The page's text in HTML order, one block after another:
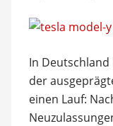
In Deutschland
der
einen Lauf: